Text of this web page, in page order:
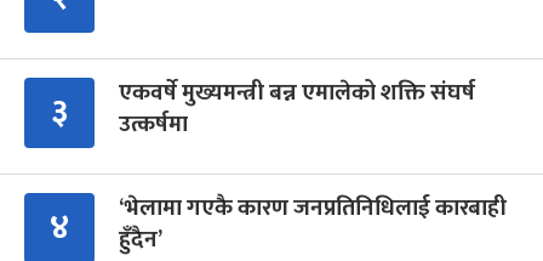
३
एकवर्षे मुख्यमन्त्री बन्न एमालेको शक्ति संघर्ष
उत्कर्षमा
४
‘भेलामा गएकै कारण जनप्रतिनिधिलाई कारबाही
हुँदैन’